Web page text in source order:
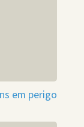
em perigo